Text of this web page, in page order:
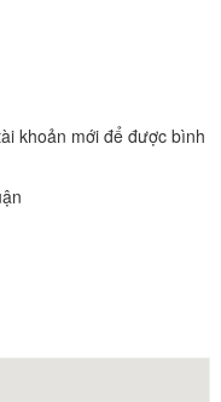
khoản mới để được bình